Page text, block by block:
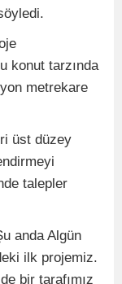
konut tarzında
metrekare
üst düzey
talepler
anda Algün
ilk projemiz.
bir tarafımız